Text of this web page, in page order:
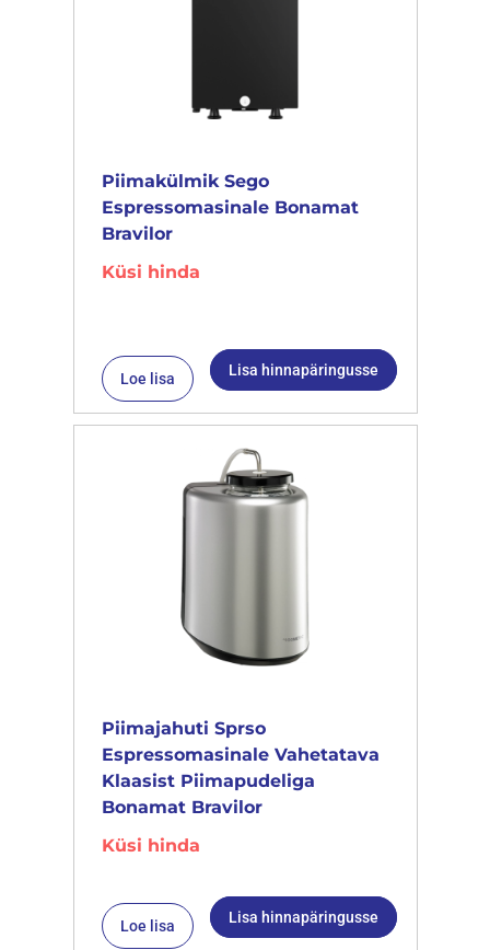
Piimakülmik Sego
Espressomasinale Bonamat
Bravilor
Küsi hinda
Loe lisa Lisa hinnapäringusse
Piimajahuti Sprso
Espressomasinale Vahetatava
Klaasist Piimapudeliga
Bonamat Bravilor
Küsi hinda
Loe lisa Lisa hinnapäringusse